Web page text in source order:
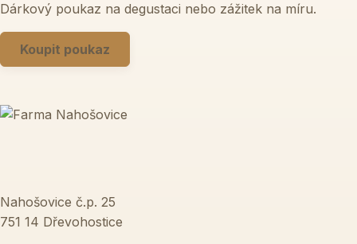
Dárkový poukaz na degustaci nebo zážitek na míru.
Koupit poukaz
Nahošovice č.p. 25
751 14 Dřevohostice